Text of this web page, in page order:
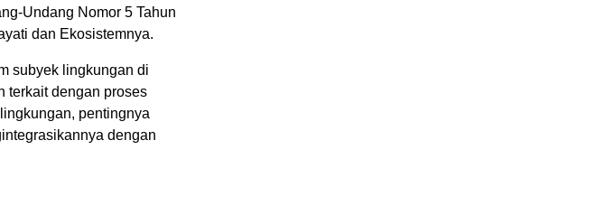
Undang Nomor 5 Tahun
dan Ekosistemnya.
subyek lingkungan di
terkait dengan proses
pentingnya
dengan